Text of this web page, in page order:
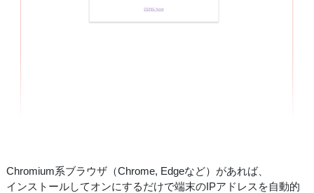
Chromium系ブラウザ（Chrome, Edgeなど）があれば、
インストールしてオンにするだけで端末のIPアドレスを自動的